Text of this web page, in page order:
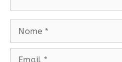
Nome
Email